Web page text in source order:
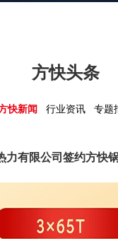
方快头条
快新闻 行业资讯 专题
力有限公司签约方快